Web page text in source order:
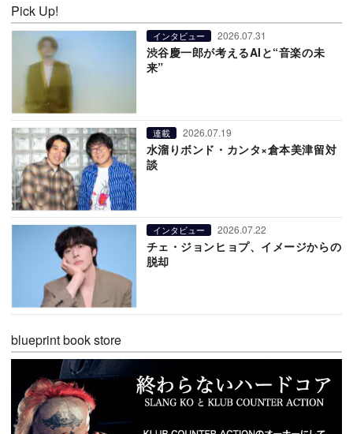
Pick Up!
インタビュー 2026.07.31
渋谷慶一郎が考えるAIと“音楽の未
来”
連載 2026.07.19
水溜りボンド・カンタ×倉本美津留対
談
インタビュー 2026.07.22
チェ・ジョンヒョプ、イメージからの
脱却
blueprint book store